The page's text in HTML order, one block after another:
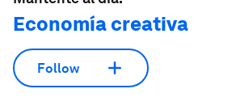
Economía creativa
Follow